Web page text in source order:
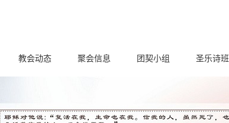
教会动态 聚会信息 团契小组 圣乐诗班